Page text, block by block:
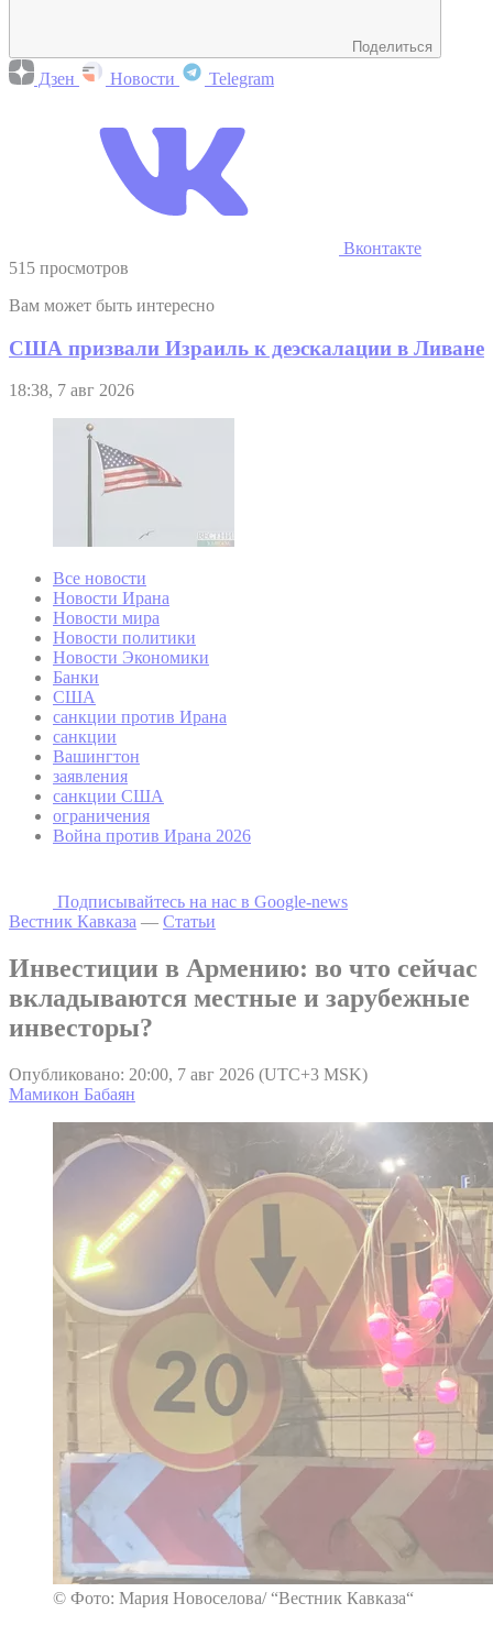
Поделиться
Дзен Новости Telegram
Вконтакте
515 просмотров
Вам может быть интересно
США призвали Израиль к деэскалации в Ливане
18:38, 7 авг 2026
Все новости
Новости Ирана
Новости мира
Новости политики
Новости Экономики
Банки
США
санкции против Ирана
санкции
Вашингтон
заявления
санкции США
ограничения
Война против Ирана 2026
Подписывайтесь на наc в Google-news
Вестник Кавказа — Статьи
Инвестиции в Армению: во что сейчас
вкладываются местные и зарубежные
инвесторы?
Опубликовано: 20:00, 7 авг 2026 (UTC+3 MSK)
Мамикон Бабаян
© Фото: Мария Новоселова/ “Вестник Кавказа“